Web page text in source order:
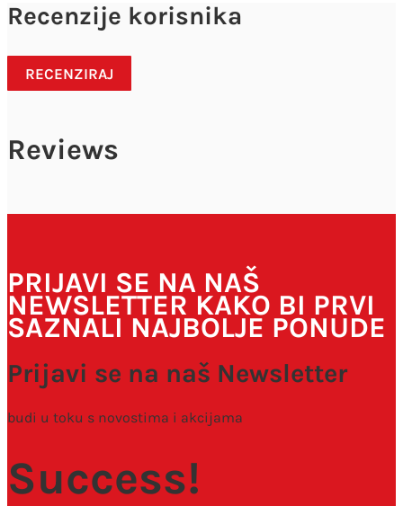
Recenzije korisnika
RECENZIRAJ
Reviews
internet pregledniku za sljedeći put kada budem
PRIJAVI SE NA NAŠ
NEWSLETTER KAKO BI PRVI
SAZNALI NAJBOLJE PONUDE
Prijavi se na naš Newsletter
budi u toku s novostima i akcijama
Success!